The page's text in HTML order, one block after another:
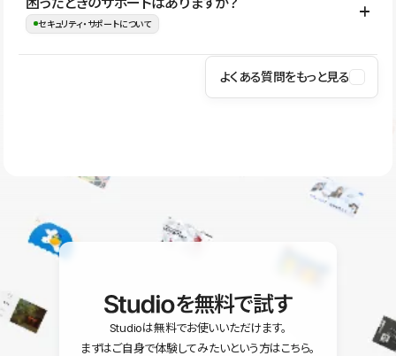
ながらレイアウトに影響を与えずに更新作業を進めやすくなりま
す。
の暗号化、データ保護、アクセス管理、脆弱性対策など、複数の観
はSSL/TLSによる通信暗号化に対応しており、悪質なスクリプトの
セキュリティ・サポートについて
操作方法や機能については、ヘルプセンターでご確認いただけま
ユーザー同士で質問・相談できるコミュニティもご利用ください。
よくある質問をもっと見る
を無料で試す
Studioは無料でお使いいただけます。
まずはご自身で体験してみたいという方はこちら。